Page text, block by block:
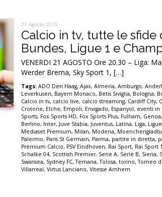
21 Agosto 2015
Calcio in tv, tutte le
Bundes, Ligue 1 e
VENERDI 21 AGOSTO Ore 20.30 – Liga:
Werder Brema, Sky Sport 1, […]
Tags: ADO Den Haag,Ajax,Almeria,Amburgo,
Leverkusen, Bayern Monaco, Betis Siviglia, Bologna,
Calcio in tv, calcio live, calcio streaming, Cardiff City,
Crotone, Elche, Empoli, Envigado, Espanyol, eventi in
Sports, Fox Sports HD, Fox Sports Plus, Fulham, Genoa,
Berlino, Inter, Juve Stabia, Juventus, Latina, Liga,
Mediaset Premium, Milan, Modena,
Palermo, Paris St Germain, Parma, partite in diretta,
Premium Calcio, PSV Eindhoven, Rai Sport, Rai Sport
Schalke 04, Scottish Premier, Serie A, Serie B, Siena,
Swansea, Sydney FC,Ternana,Tolosa,torino,Torneo
Villarreal,Virtus Lanciano,Vitesse Arnhem